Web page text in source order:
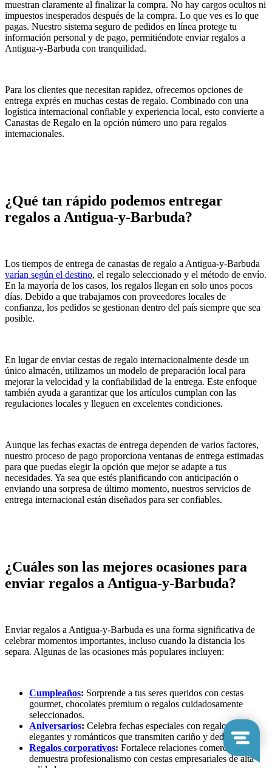
muestran claramente al finalizar la compra. No hay cargos ocultos ni
impuestos inesperados después de la compra. Lo que ves es lo que
pagas. Nuestro sistema seguro de pedidos en línea protege tu
información personal y de pago, permitiéndote enviar regalos a
Antigua-y-Barbuda con tranquilidad.
Para los clientes que necesitan rapidez, ofrecemos opciones de
entrega exprés en muchas cestas de regalo. Combinado con una
logística internacional confiable y experiencia local, esto convierte a
Canastas de Regalo en la opción número uno para regalos
internacionales.
¿Qué tan rápido podemos entregar
regalos a Antigua-y-Barbuda?
Los tiempos de entrega de canastas de regalo a Antigua-y-Barbuda
varían según el destino, el regalo seleccionado y el método de envío.
En la mayoría de los casos, los regalos llegan en solo unos pocos
días. Debido a que trabajamos con proveedores locales de
confianza, los pedidos se gestionan dentro del país siempre que sea
posible.
En lugar de enviar cestas de regalo internacionalmente desde un
único almacén, utilizamos un modelo de preparación local para
mejorar la velocidad y la confiabilidad de la entrega. Este enfoque
también ayuda a garantizar que los artículos cumplan con las
regulaciones locales y lleguen en excelentes condiciones.
Aunque las fechas exactas de entrega dependen de varios factores,
nuestro proceso de pago proporciona ventanas de entrega estimadas
para que puedas elegir la opción que mejor se adapte a tus
necesidades. Ya sea que estés planificando con anticipación o
enviando una sorpresa de último momento, nuestros servicios de
entrega internacional están diseñados para ser confiables.
¿Cuáles son las mejores ocasiones para
enviar regalos a Antigua-y-Barbuda?
Enviar regalos a Antigua-y-Barbuda es una forma significativa de
celebrar momentos importantes, incluso cuando la distancia los
separa. Algunas de las ocasiones más populares incluyen:
Cumpleaños: Sorprende a tus seres queridos con cestas
gourmet, chocolates premium o regalos cuidadosamente
seleccionados.
Aniversarios: Celebra fechas especiales con regalos
elegantes y románticos que transmiten cariño y dedicación.
Regalos corporativos: Fortalece relaciones comerciales y
demuestra profesionalismo con cestas empresariales de alta